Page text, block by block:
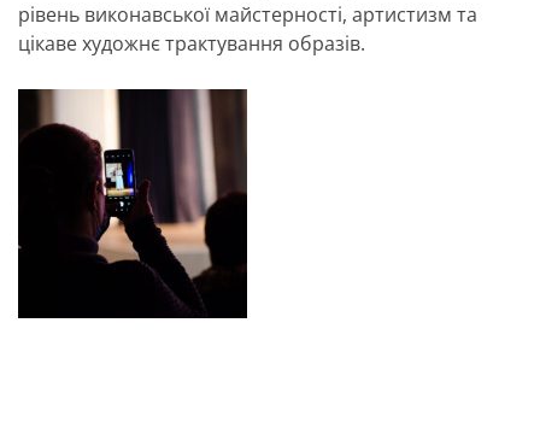
рівень виконавської майстерності, артистизм та
цікаве художнє трактування образів.